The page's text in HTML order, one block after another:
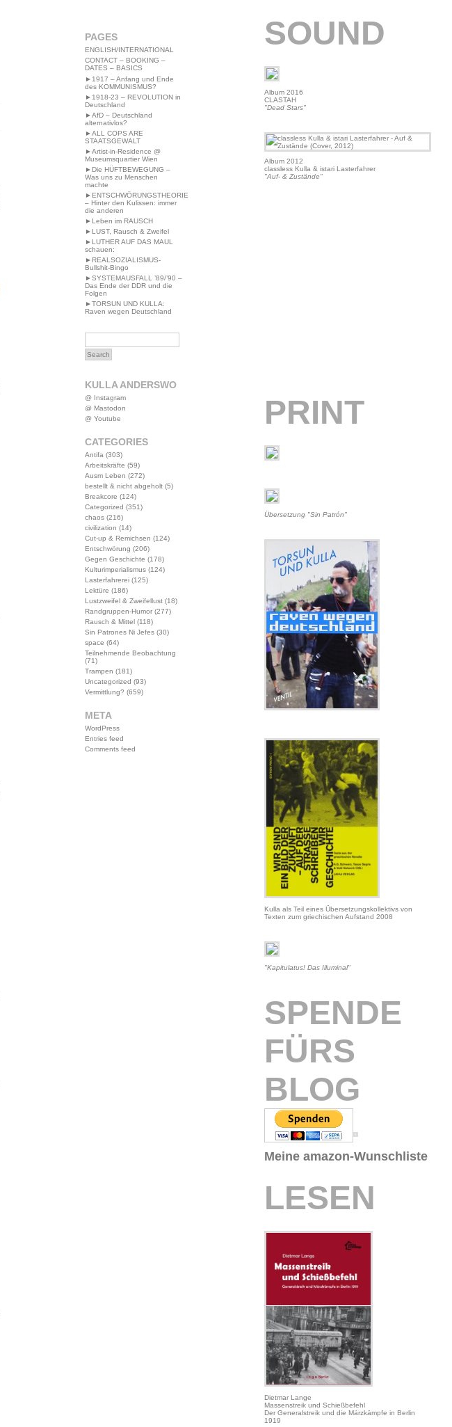
PAGES
ENGLISH/INTERNATIONAL
CONTACT – BOOKING –
DATES – BASICS
►1917 – Anfang und Ende
des KOMMUNISMUS?
►1918-23 – REVOLUTION in
Deutschland
►AfD – Deutschland
alternativlos?
►ALL COPS ARE
STAATSGEWALT
►Artist-in-Residence @
Museumsquartier Wien
►Die HÜFTBEWEGUNG –
Was uns zu Menschen
machte
►ENTSCHWÖRUNGSTHEORIE
– Hinter den Kulissen: immer
die anderen
►Leben im RAUSCH
►LUST, Rausch & Zweifel
►LUTHER AUF DAS MAUL
schauen:
►REALSOZIALISMUS-
Bullshit-Bingo
►SYSTEMAUSFALL ’89/’90 –
Das Ende der DDR und die
Folgen
►TORSUN UND KULLA:
Raven wegen Deutschland
KULLA ANDERSWO
@ Instagram
@ Mastodon
@ Youtube
CATEGORIES
Antifa (303)
Arbeitskräfte (59)
Ausm Leben (272)
bestellt & nicht abgeholt(5)
Breakcore (124)
Categorized (351)
chaos(216)
civilization (14)
Cut-up & Remichsen (124)
Entschwörung (206)
Gegen Geschichte (178)
Kulturimperialismus(124)
Lasterfahrerei(125)
Lektüre (186)
Lustzweifel & Zweifellust(18)
Randgruppen-Humor(277)
Rausch & Mittel(118)
Sin Patrones Ni Jefes(30)
space (64)
Teilnehmende Beobachtung
(71)
Trampen (181)
Uncategorized (93)
Vermittlung? (659)
META
WordPress
Entries feed
Comments feed
SOUND
Album 2016
CLASTAH
"Dead Stars"
Album 2012
classless Kulla & istari Lasterfahrer
"Auf- & Zustände"
PRINT
Übersetzung "Sin Patrón"
Kulla als Teil eines Übersetzungskollektivs von
Texten zum griechischen Aufstand 2008
"Kapitulatus! Das Illuminal"
SPENDE
FÜRS
BLOG
Meine amazon-Wunschliste
LESEN
Dietmar Lange
Massenstreik und Schießbefehl
Der Generalstreik und die Märzkämpfe in Berlin
1919